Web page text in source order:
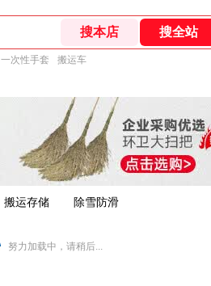
一次性手套 搬运车
搬运存储 除雪防滑
努力加载中，请稍后...